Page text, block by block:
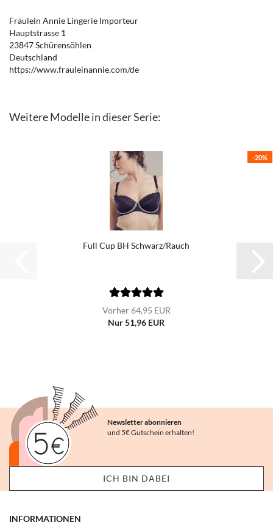
Fräulein Annie Lingerie Importeur
Hauptstrasse 1
23847 Schürensöhlen
Deutschland
https://www.frauleinannie.com/de
Weitere Modelle in dieser Serie:
-20%
Full Cup BH Schwarz/Rauch
Vorher 64,95 EUR
Nur 51,96 EUR
Newsletter abonnieren
und 5€ Gutschein erhalten!
INFORMATIONEN